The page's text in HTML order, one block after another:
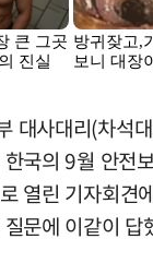
대사대리(차석
국의 9월 안전
열린 기자회견
문에 이같이 답